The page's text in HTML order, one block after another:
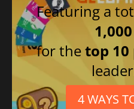
Featuring a
for thetop 10
4 WAYS